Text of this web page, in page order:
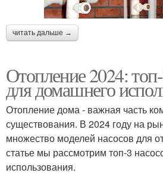
читать дальше →
Отопление 2024:
для домашнего
Отопление дома - важная часть
существования. В 2024 году на
множество моделей насосов для
статье мы рассмотрим топ-3
использования.